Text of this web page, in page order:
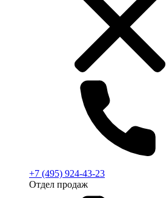
+7 (495) 924-43-23
Отдел продаж